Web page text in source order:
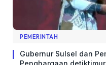
PEMERINTAH
Gubernur Sulsel dan